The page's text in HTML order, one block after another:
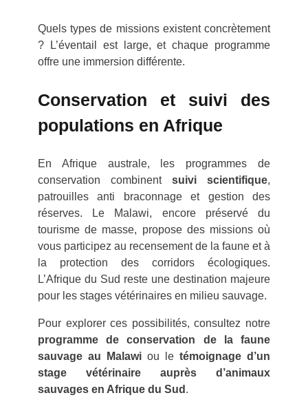
Quels types de missions existent concrètement
? L’éventail est large, et chaque programme
offre une immersion différente.
Conservation et suivi des
populations en Afrique
En Afrique australe, les programmes de
conservation combinent suivi scientifique,
patrouilles anti braconnage et gestion des
réserves. Le Malawi, encore préservé du
tourisme de masse, propose des missions où
vous participez au recensement de la faune et à
la protection des corridors écologiques.
L’Afrique du Sud reste une destination majeure
pour les stages vétérinaires en milieu sauvage.
Pour explorer ces possibilités, consultez notre
programme de conservation de la faune
sauvage au Malawi ou le témoignage d’un
stage vétérinaire auprès d’animaux
sauvages en Afrique du Sud .